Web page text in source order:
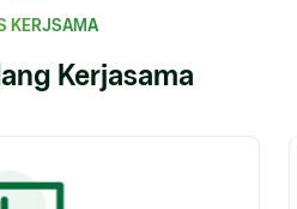
KERJSAMA
Kerjasama